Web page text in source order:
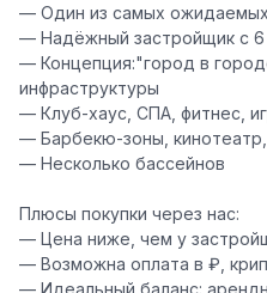
— Один из самых
— Надёжный застройщик с
— Концепция:"город в
инфраструктуры
— Клуб-хаус, СПА, фитнес,
— Барбекю-зоны,
— Несколько бассейнов
Плюсы покупки через нас:
— Цена ниже, чем у
— Возможна оплата в ₽,